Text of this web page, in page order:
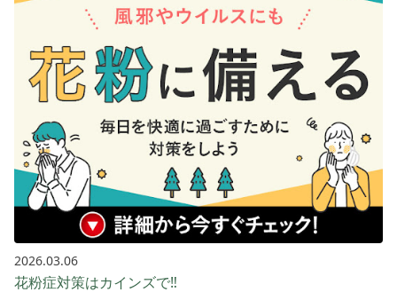
2026.03.06
花粉症対策はカインズで‼️